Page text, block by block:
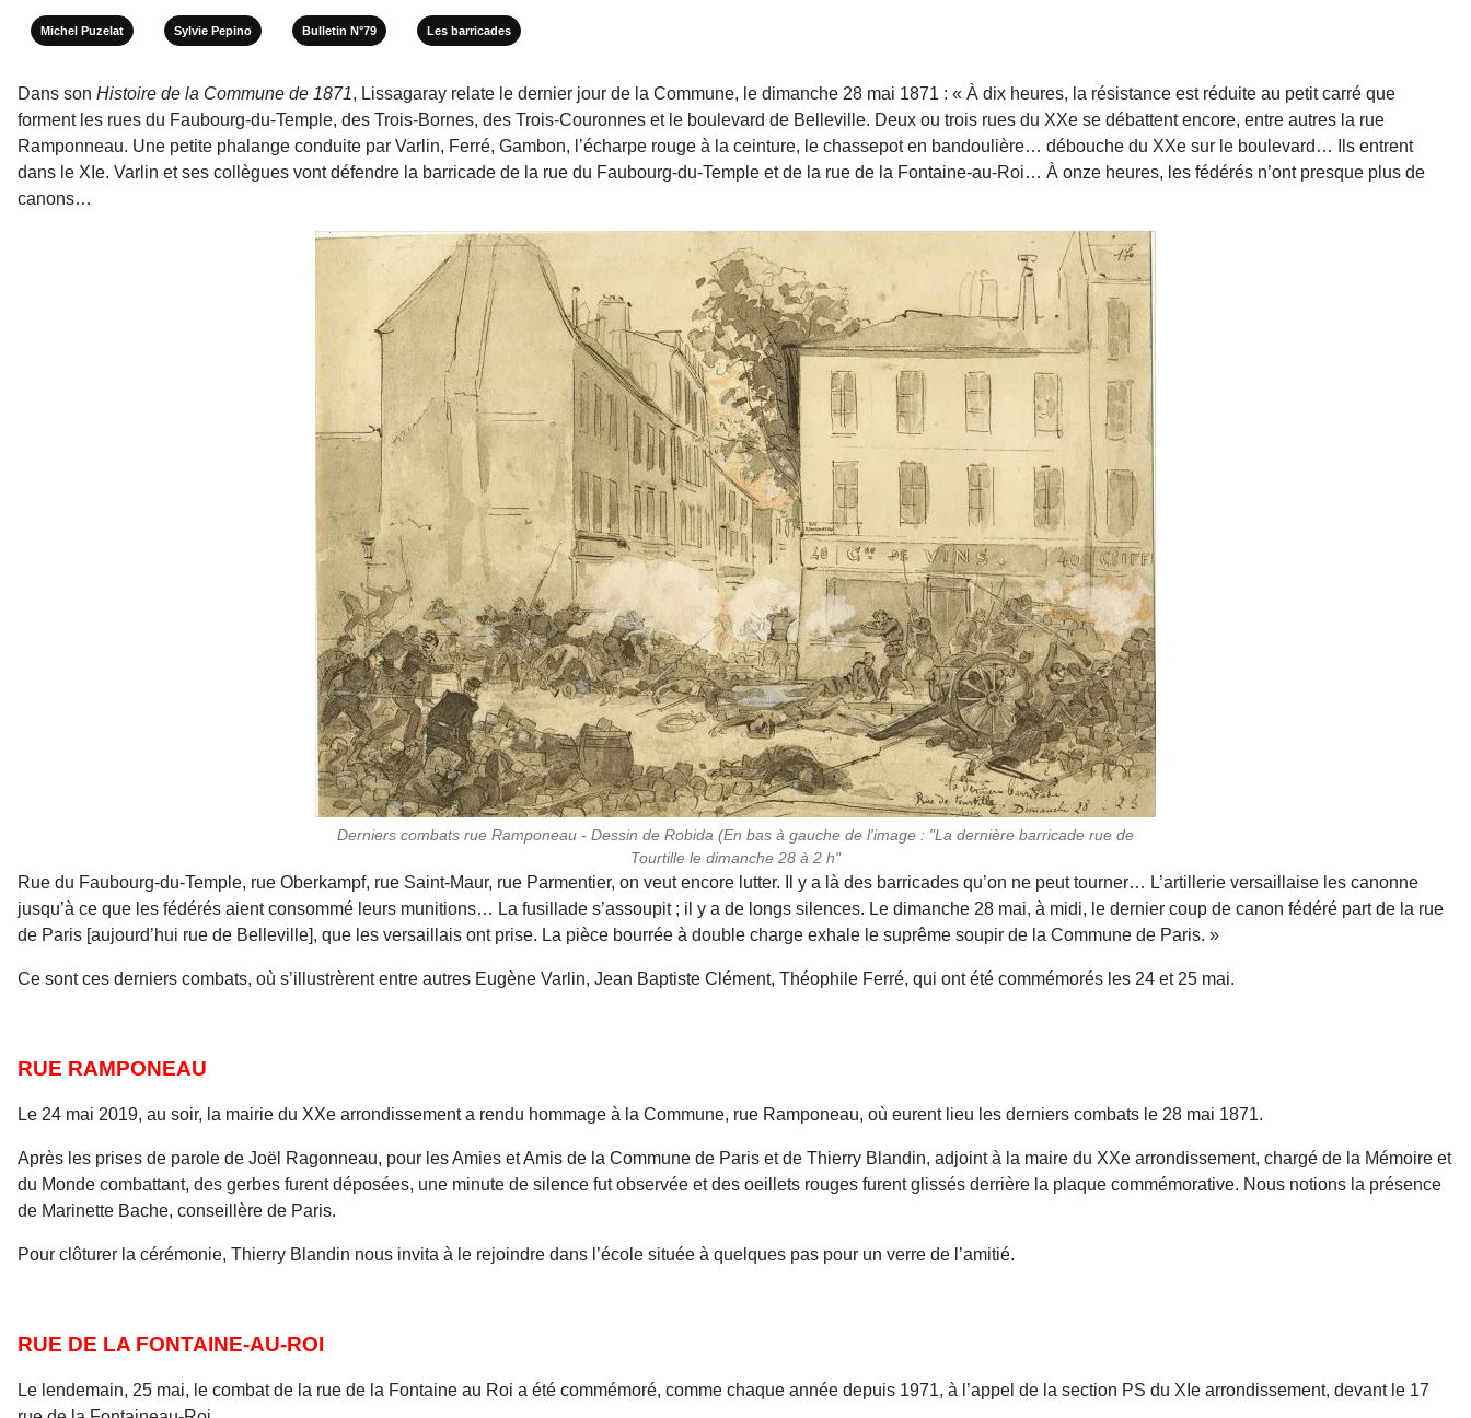
Michel Puzelat Sylvie Pepino Bulletin N°79 Les barricades
Dans son Histoire de la Commune de 1871, Lissagaray relate le dernier jour de la Commune, le dimanche 28 mai 1871 : « À dix heures, la résistance est réduite au petit carré que
forment les rues du Faubourg-du-Temple, des Trois-Bornes, des Trois-Couronnes et le boulevard de Belleville. Deux ou trois rues du XXe se débattent encore, entre autres la rue
Ramponneau. Une petite phalange conduite par Varlin, Ferré, Gambon, l’écharpe rouge à la ceinture, le chassepot en bandoulière… débouche du XXe sur le boulevard… Ils entrent
dans le XIe. Varlin et ses collègues vont défendre la barricade de la rue du Faubourg-du-Temple et de la rue de la Fontaine-au-Roi… À onze heures, les fédérés n’ont presque plus de
canons…
Derniers combats rue Ramponeau - Dessin de Robida (En bas à gauche de l'image : "La dernière barricade rue de
Tourtille le dimanche 28 à 2 h"
Rue du Faubourg-du-Temple, rue Oberkampf, rue Saint-Maur, rue Parmentier, on veut encore lutter. Il y a là des barricades qu’on ne peut tourner… L’artillerie versaillaise les canonne
jusqu’à ce que les fédérés aient consommé leurs munitions… La fusillade s’assoupit ; il y a de longs silences. Le dimanche 28 mai, à midi, le dernier coup de canon fédéré part de la rue
de Paris [aujourd’hui rue de Belleville], que les versaillais ont prise. La pièce bourrée à double charge exhale le suprême soupir de la Commune de Paris. »
Ce sont ces derniers combats, où s’illustrèrent entre autres Eugène Varlin, Jean Baptiste Clément, Théophile Ferré, qui ont été commémorés les 24 et 25 mai.
RUE RAMPONEAU
Le 24 mai 2019, au soir, la mairie du XXe arrondissement a rendu hommage à la Commune, rue Ramponeau, où eurent lieu les derniers combats le 28 mai 1871.
Après les prises de parole de Joël Ragonneau, pour les Amies et Amis de la Commune de Paris et de Thierry Blandin, adjoint à la maire du XXe arrondissement, chargé de la Mémoire et
du Monde combattant, des gerbes furent déposées, une minute de silence fut observée et des oeillets rouges furent glissés derrière la plaque commémorative. Nous notions la présence
de Marinette Bache, conseillère de Paris.
Pour clôturer la cérémonie, Thierry Blandin nous invita à le rejoindre dans l’école située à quelques pas pour un verre de l’amitié.
RUE DE LA FONTAINE-AU-ROI
Le lendemain, 25 mai, le combat de la rue de la Fontaine au Roi a été commémoré, comme chaque année depuis 1971, à l’appel de la section PS du XIe arrondissement, devant le 17